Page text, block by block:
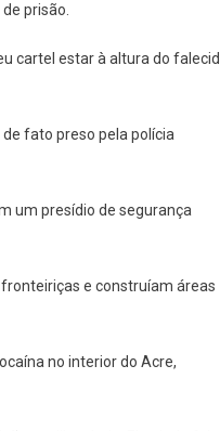
prisão.
cartel estar à altura do
fato preso pela polícia
um presídio de segurança
e construíam áreas
no interior do Acre,